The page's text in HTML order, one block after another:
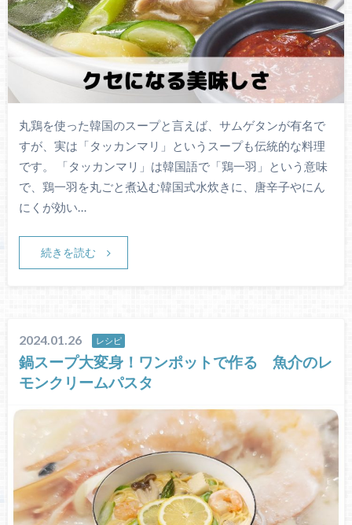
丸鶏を使った韓国のスープと言えば、サムゲタンが有名で
すが、実は「タッカンマリ」というスープも伝統的な料理
です。 「タッカンマリ」は韓国語で「鶏一羽」という意味
で、鶏一羽を丸ごと煮込む韓国式水炊きに、唐辛子やにん
にくが効い…
続きを読む
2024.01.26 レシピ
鍋スープ大変身！ワンポットで作る 魚介のレ
モンクリームパスタ